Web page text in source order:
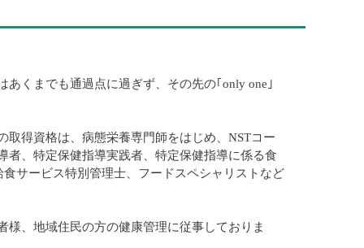
くまでも通過点に過ぎず、その先の｢only one｣
得資格は、病態栄養専門師をはじめ、NSTコー
者、特定保健指導実践者、特定保健指導に係る食
サービス特別管理士、フードスペシャリストなど
、地域住民の方の健康管理に従事しておりま